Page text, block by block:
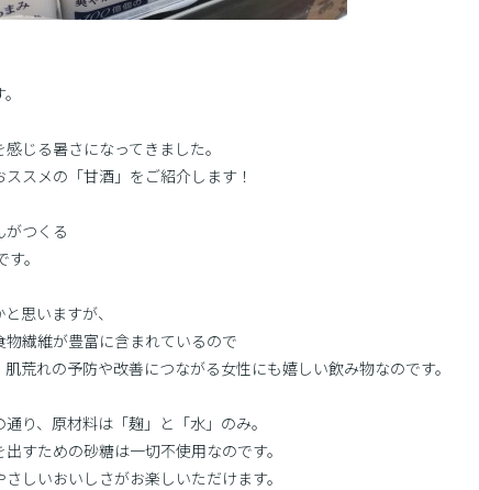
じる暑さになってきました。
スメの「甘酒」をご紹介します！
がつくる
。
思いますが、
繊維が豊富に含まれているので
荒れの予防や改善につながる女性にも嬉しい飲み物なのです。
り、原材料は「麹」と「水」のみ。
すための砂糖は一切不使用なのです。
しいおいしさがお楽しいただけます。